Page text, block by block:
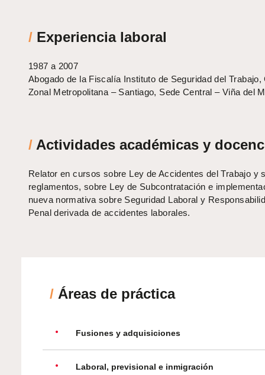
/ Experiencia laboral
1987 a 2007
Abogado de la Fiscalía Instituto de Seguridad del Trabajo,
Zonal Metropolitana – Santiago, Sede Central – Viña del
/ Actividades académicas y
Relator en cursos sobre Ley de Accidentes del Trabajo y
reglamentos, sobre Ley de Subcontratación e
nueva normativa sobre Seguridad Laboral y
Penal derivada de accidentes laborales.
/ Áreas de práctica
Fusiones y adquisiciones
Laboral, previsional e inmigración